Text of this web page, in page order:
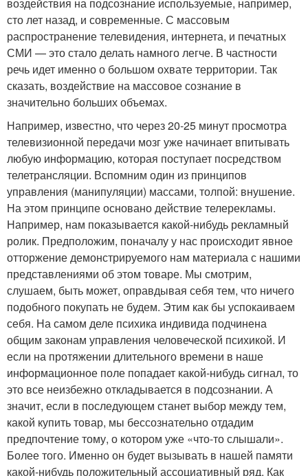
сто лет назад, и современные. С массовым
распространение телевидения, интернета, и печатных
СМИ — это стало делать намного легче. В частности
речь идет именно о большом охвате территории. Так
сказать, воздействие на массовое сознание в
значительно больших объемах.
Например, известно, что через 20-25 минут просмотра
телевизионной передачи мозг уже начинает впитывать
любую информацию, которая поступает посредством
телетрансляции. Вспомним один из принципов
управления (манипуляции) массами, толпой: внушение.
На этом принципе основано действие телерекламы.
Например, нам показывается какой-нибудь рекламный
ролик. Предположим, поначалу у нас происходит явное
отторжение демонстрируемого нам материала с нашими
представлениями об этом товаре. Мы смотрим,
слушаем, быть может, оправдывая себя тем, что ничего
подобного покупать не будем. Этим как бы успокаиваем
себя. На самом деле психика индивида подчинена
общим законам управления человеческой психикой. И
если на протяжении длительного времени в наше
информационное поле попадает какой-нибудь сигнал, то
это все неизбежно откладывается в подсознании. А
значит, если в последующем станет выбор между тем,
какой купить товар, мы бессознательно отдадим
предпочтение тому, о котором уже «что-то слышали».
Более того. Именно он будет вызывать в нашей памяти
какой-нибудь положительный ассоциативный ряд. Как